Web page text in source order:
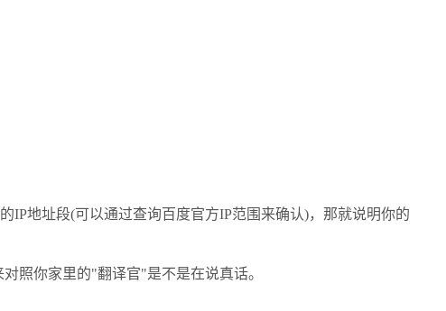
地址段(可以通过查询百度官方IP范围来确认)，那就说明你的
照你家里的"翻译官"是不是在说真话。